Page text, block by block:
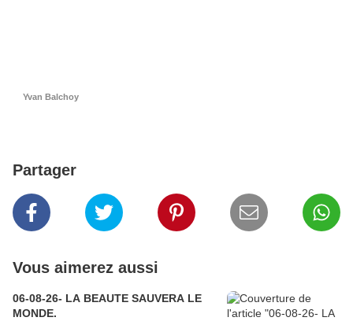
Yvan Balchoy
Partager
Vous aimerez aussi
06-08-26- LA BEAUTE SAUVERA LE
MONDE.